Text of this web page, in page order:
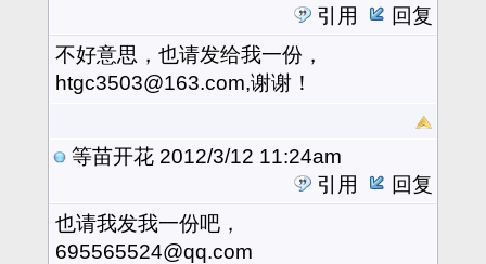
引用
回复
不好意思，也请发给我一份，
htgc3503@163.com,谢谢！
等苗开花 2012/3/12 11:24am
引用
回复
也请我发我一份吧，
695565524@qq.com